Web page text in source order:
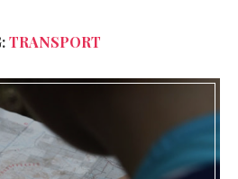
TRANSPORT